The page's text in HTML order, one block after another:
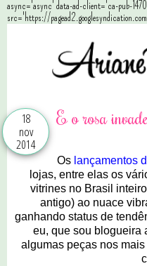
async='async' data-ad-client='ca-pub-
src='https://
18
nov
2014
E o rosa
Os lançamentos
lojas, entre elas os
vitrines no Brasil
antigo) ao nuace
ganhando status de
eu, que sou blogueira
algumas peças nos